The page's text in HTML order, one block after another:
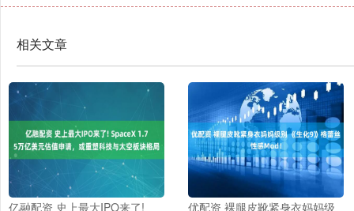
相关文章
亿融配资 史上最大IPO来了! 优配资 裸腿皮靴紧身衣妈妈级